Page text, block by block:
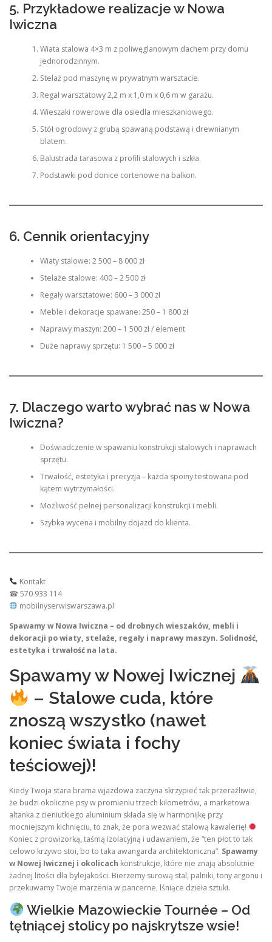
5. Przykładowe realizacje w Nowa
Iwiczna
Wiata stalowa 4×3 m z poliwęglanowym dachem przy domu
jednorodzinnym.
Stelaż pod maszynę w prywatnym warsztacie.
Regał warsztatowy 2,2 m x 1,0 m x 0,6 m w garażu.
Wieszaki rowerowe dla osiedla mieszkaniowego.
Stół ogrodowy z grubą spawaną podstawą i drewnianym
blatem.
Balustrada tarasowa z profili stalowych i szkła.
Podstawki pod donice cortenowe na balkon.
6. Cennik orientacyjny
Wiaty stalowe: 2 500 – 8 000 zł
Stelaże stalowe: 400 – 2 500 zł
Regały warsztatowe: 600 – 3 000 zł
Meble i dekoracje spawane: 250 – 1 800 zł
Naprawy maszyn: 200 – 1 500 zł / element
Duże naprawy sprzętu: 1 500 – 5 000 zł
7. Dlaczego warto wybrać nas w Nowa
Iwiczna?
Doświadczenie w spawaniu konstrukcji stalowych i naprawach
sprzętu.
Trwałość, estetyka i precyzja – każda spoiny testowana pod
kątem wytrzymałości.
Możliwość pełnej personalizacji konstrukcji i mebli.
Szybka wycena i mobilny dojazd do klienta.
Kontakt
☎ 570 933 114
mobilnyserwiswarszawa.pl
Spawamy w Nowa Iwiczna – od drobnych wieszaków, mebli i
dekoracji po wiaty, stelaże, regały i naprawy maszyn. Solidność,
estetyka i trwałość na lata.
Spawamy w Nowej Iwicznej
– Stalowe cuda, które
znoszą wszystko (nawet
koniec świata i fochy
teściowej)!
Kiedy Twoja stara brama wjazdowa zaczyna skrzypieć tak przeraźliwie,
że budzi okoliczne psy w promieniu trzech kilometrów, a marketowa
altanka z cieniutkiego aluminium składa się w harmonijkę przy
mocniejszym kichnięciu, to znak, że pora wezwać stalową kawalerię!
Koniec z prowizorką, taśmą izolacyjną i udawaniem, że “ten płot to tak
celowo krzywo stoi, bo to taka awangarda architektoniczna”. Spawamy
w Nowej Iwicznej i okolicach konstrukcje, które nie znają absolutnie
żadnej litości dla bylejakości. Bierzemy surową stal, palniki, tony argonu i
przekuwamy Twoje marzenia w pancerne, lśniące dzieła sztuki.
Wielkie Mazowieckie Tournée – Od
tętniącej stolicy po najskrytsze wsie!